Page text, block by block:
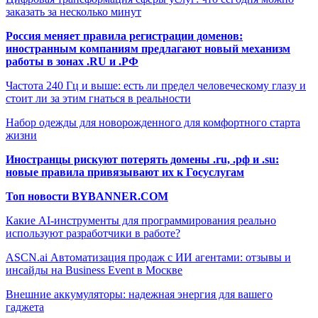
заказать за несколько минут
Россия меняет правила регистрации доменов:
иностранным компаниям предлагают новый механизм
работы в зонах .RU и .РФ
Частота 240 Гц и выше: есть ли предел человеческому глазу и
стоит ли за этим гнаться в реальности
Набор одежды для новорожденного для комфортного старта
жизни
Иностранцы рискуют потерять домены .ru, .рф и .su:
новые правила привязывают их к Госуслугам
Топ новости BYBANNER.COM
Какие AI-инструменты для программирования реально
используют разработчики в работе?
ASCN.ai Автоматизация продаж с ИИ агентами: отзывы и
инсайды на Business Event в Москве
Внешние аккумуляторы: надежная энергия для вашего
гаджета